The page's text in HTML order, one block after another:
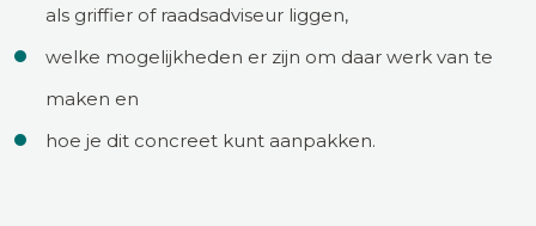
als griffier of raadsadviseur liggen,
welke mogelijkheden er zijn om daar werk van te
maken en
hoe je dit concreet kunt aanpakken.